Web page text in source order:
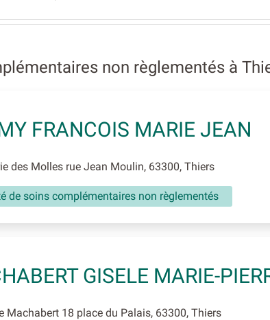
non règlementés à
FRANCOIS MARIE JEAN
des Molles rue Jean Moulin, 63300, Thiers
de soins complémentaires non règlementés
GISELE MARIE-
Machabert 18 place du Palais, 63300, Thiers